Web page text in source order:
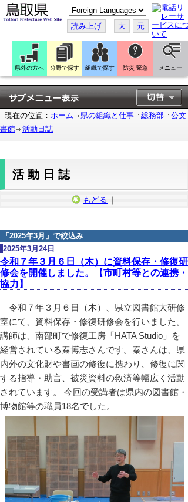
こ
の
ペ
ー
ジ
翻
訳
す
る
読み上げ 大 元
県外の方へ 分野で探す 組織で探す 防災 緊急 メニュー
現在の位置： ホーム 県の組織と仕事 総務部
公文
書館
活動日誌
活動日誌
もどる ｜
「 2025年3月 」で絞込み
2025年3月24日
令和７年３月６日（木）に資料保存・修復研
修会を開催しました。【市町村等との連携・
協力】
令和７年３月６日（木）、県立図書館大研修
室にて、資料保存・修復研修会を行いました。
講師は、南部町で修復工房「HATA Studio」を
経営されている秦博志さんです。秦さんは、県
内外の文化財や書画の修復に携わり、修復に関
する指導・助言、被災資料の救済等幅広く活動
されています。 今回の受講者は県内の図書館・
博物館等の職員18名でした。